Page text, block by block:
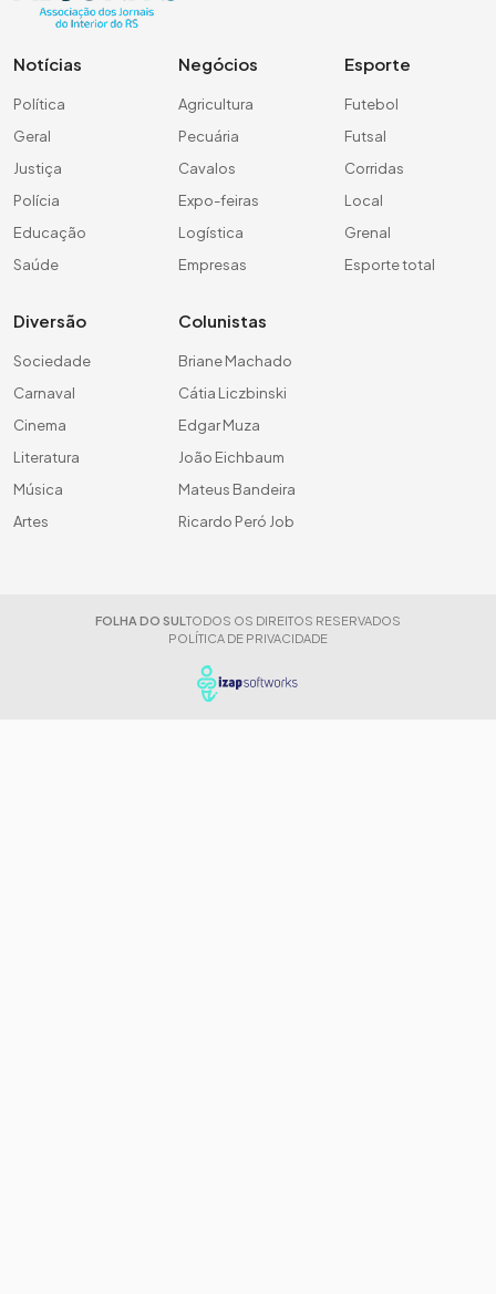
Notícias
Política
Geral
Justiça
Polícia
Educação
Saúde
Negócios
Agricultura
Pecuária
Cavalos
Expo-feiras
Logística
Empresas
Esporte
Futebol
Futsal
Corridas
Local
Grenal
Esporte total
Diversão
Sociedade
Carnaval
Cinema
Literatura
Música
Artes
Colunistas
Briane Machado
Cátia Liczbinski
Edgar Muza
João Eichbaum
Mateus Bandeira
Ricardo Peró Job
FOLHA DO SUL TODOS OS DIREITOS RESERVADOS
POLÍTICA DE PRIVACIDADE